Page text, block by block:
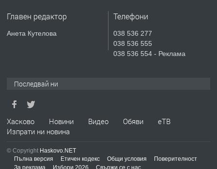
🔑 ОБЗАВЕДЕНА ГАРСОНИЕРА ПОД
ОБОРУДВАН ТРИСТАЕН
ХАСКОВО
преди 1 ден
Главен редактор
Анета Кутелова
Телефони
038 536 277
038 536 555
038 536 554 - Реклама
Последвай ни
Хасково Новини Видео Обяви
еТВ
Изпрати ни новина
© Copyright Haskovo.NET
Пълна версия
Етичен кодекс Общи условия
Поверителност
За реклама
Избори 2026 Свържи се с нас